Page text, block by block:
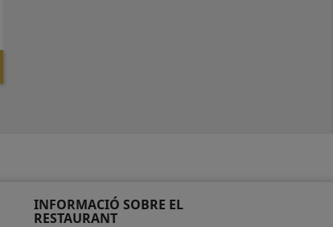
INFORMACIÓ SOBRE EL
RESTAURANT